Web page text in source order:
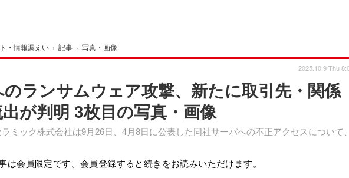
・情報漏えい › 記事 › 写真・画像
ランサムウェア攻撃、新たに取引先・関係
が判明 3枚目の写真・画像
ミック株式会社は9月26日、4月8日に公表した同社サーバへの不正アクセスについて、
2025.10.9 Thu
は会員限定です。会員登録すると続きをお読みいただけます。